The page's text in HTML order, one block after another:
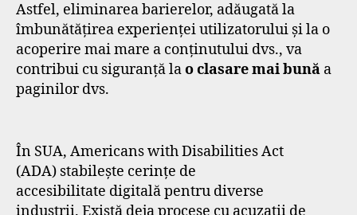
Astfel, eliminarea barierelor, adăugată la
îmbunătățirea experienței utilizatorului și la o
acoperire mai mare a conținutului dvs., va
contribui cu siguranță lao clasare mai bună a
paginilor dvs.
În SUA, Americans with Disabilities Act
(ADA) stabilește cerințe de
accesibilitate digitală pentru diverse
industrii. Există deja procese cu acuzații de